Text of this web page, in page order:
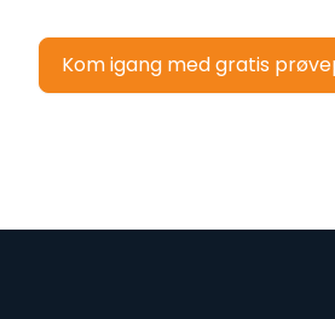
Kom igang med gratis